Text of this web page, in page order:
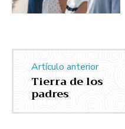
Artículo anterior
Tierra de los
padres